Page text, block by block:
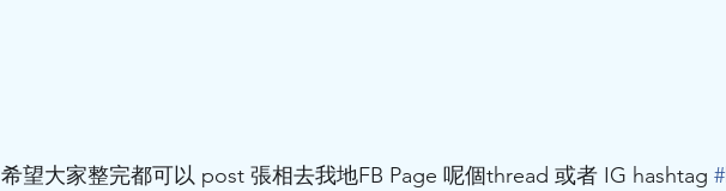
希望大家整完都可以 post 張相去我地FB Page 呢個thread 或者 IG hashtag #